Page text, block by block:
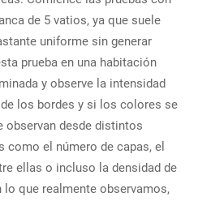
de 5 vatios, ya que suele
uniforme sin generar
prueba en una habitación
y observe la intensidad
los bordes y si los colores se
observan desde distintos
como el número de capas, el
ellas o incluso la densidad de
lo que realmente observamos,